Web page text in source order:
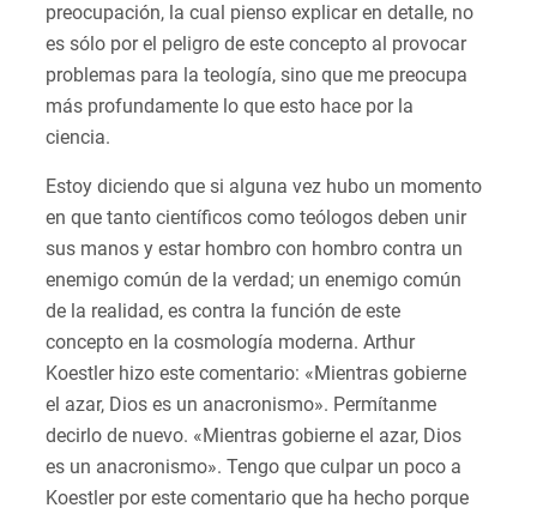
preocupación, la cual pienso explicar en detalle, no
es sólo por el peligro de este concepto al provocar
problemas para la teología, sino que me preocupa
más profundamente lo que esto hace por la
ciencia.
Estoy diciendo que si alguna vez hubo un momento
en que tanto científicos como teólogos deben unir
sus manos y estar hombro con hombro contra un
enemigo común de la verdad; un enemigo común
de la realidad, es contra la función de este
concepto en la cosmología moderna. Arthur
Koestler hizo este comentario: «Mientras gobierne
el azar, Dios es un anacronismo». Permítanme
decirlo de nuevo. «Mientras gobierne el azar, Dios
es un anacronismo». Tengo que culpar un poco a
Koestler por este comentario que ha hecho porque